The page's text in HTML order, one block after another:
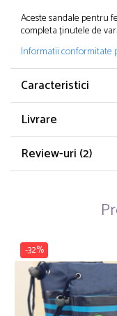
Aceste sandale pentru
completa ținutele de
Informatii conformitate
Caracteristici
Livrare
Review-uri (2)
-32%